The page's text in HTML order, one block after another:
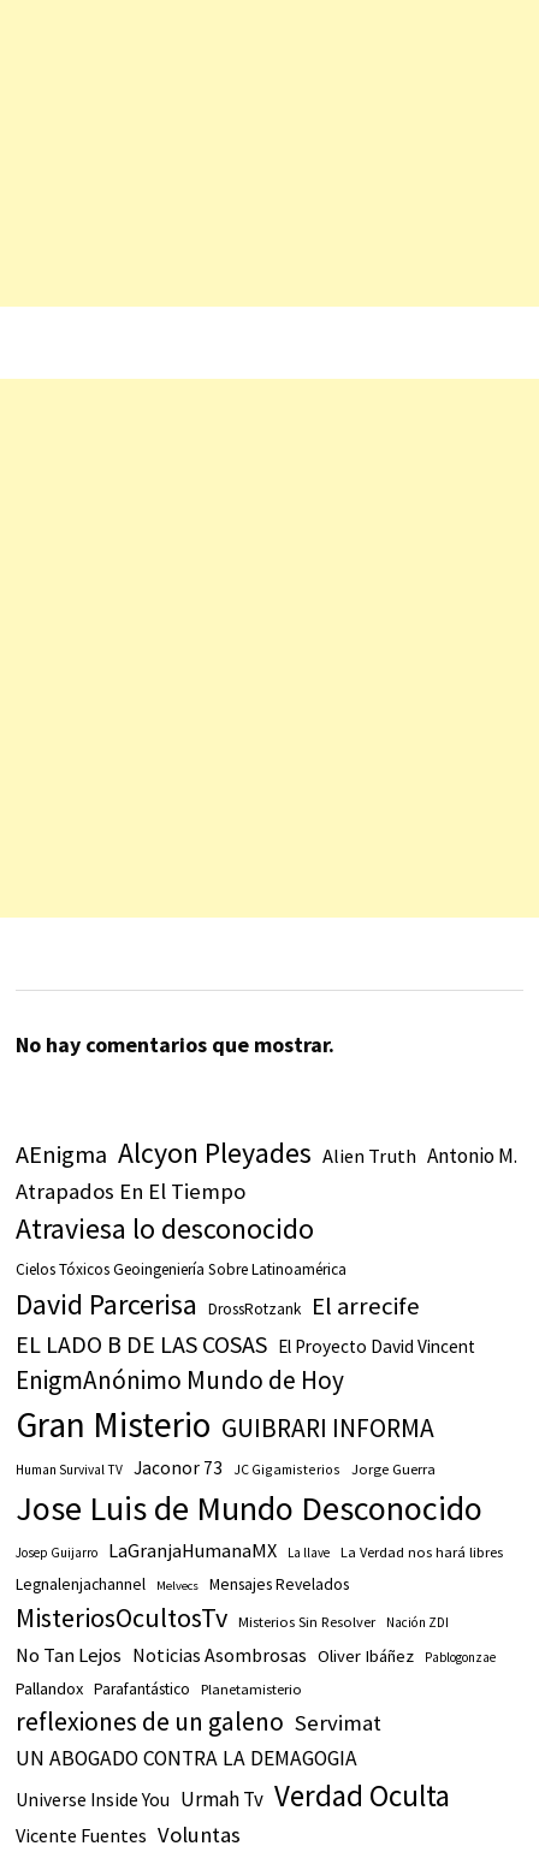
No hay comentarios que mostrar.
AEnigma Alcyon Pleyades Alien Truth Antonio M.
Atrapados En El Tiempo
Atraviesa lo desconocido
Cielos Tóxicos Geoingeniería Sobre Latinoamérica
David Parcerisa DrossRotzank El arrecife
EL LADO B DE LAS COSAS El Proyecto David Vincent
EnigmAnónimo Mundo de Hoy
Gran Misterio GUIBRARI INFORMA
Human Survival TV Jaconor 73 JC Gigamisterios Jorge Guerra
Jose Luis de Mundo Desconocido
Josep Guijarro LaGranjaHumanaMX La llave La Verdad nos hará libres
Legnalenjachannel Melvecs Mensajes Revelados
MisteriosOcultosTv Misterios Sin Resolver Nación ZDI
No Tan Lejos Noticias Asombrosas Oliver Ibáñez Pablogonzae
Pallandox Parafantástico Planetamisterio
reflexiones de un galeno Servimat
UN ABOGADO CONTRA LA DEMAGOGIA
Universe Inside You Urmah Tv Verdad Oculta
Vicente Fuentes Voluntas